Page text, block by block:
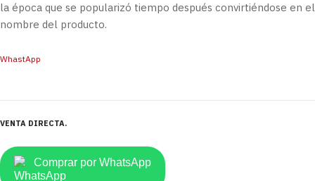
la época que se popularizó tiempo después convirtiéndose en el
nombre del producto.
WhastApp
VENTA DIRECTA
Comprar por WhatsApp